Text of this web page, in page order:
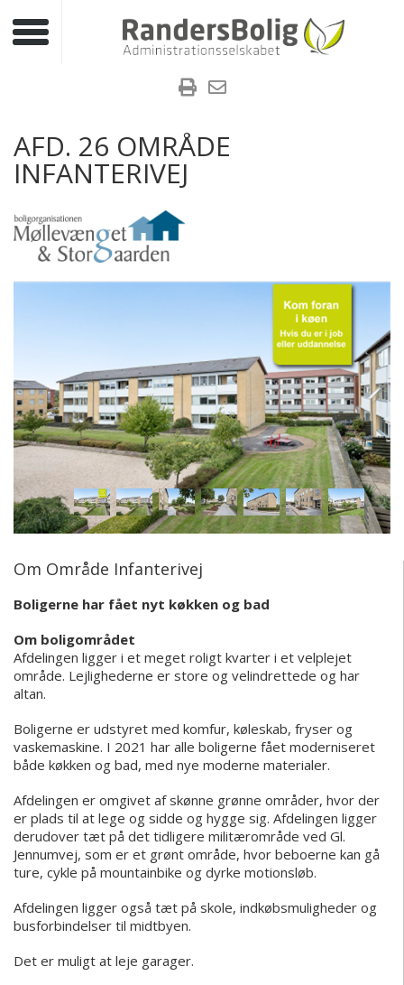
Toggle navigation
AFD. 26 OMRÅDE
INFANTERIVEJ
Om Område Infanterivej
Boligerne har fået nyt køkken og bad
Om boligområdet
Afdelingen ligger i et meget roligt kvarter i et velplejet
område. Lejlighederne er store og velindrettede og har
altan.
Boligerne er udstyret med komfur, køleskab, fryser og
vaskemaskine. I 2021 har alle boligerne fået moderniseret
både køkken og bad, med nye moderne materialer.
Afdelingen er omgivet af skønne grønne områder, hvor der
er plads til at lege og sidde og hygge sig. Afdelingen ligger
derudover tæt på det tidligere militærområde ved Gl.
Jennumvej, som er et grønt område, hvor beboerne kan gå
ture, cykle på mountainbike og dyrke motionsløb.
Afdelingen ligger også tæt på skole, indkøbsmuligheder og
busforbindelser til midtbyen.
Det er muligt at leje garager.